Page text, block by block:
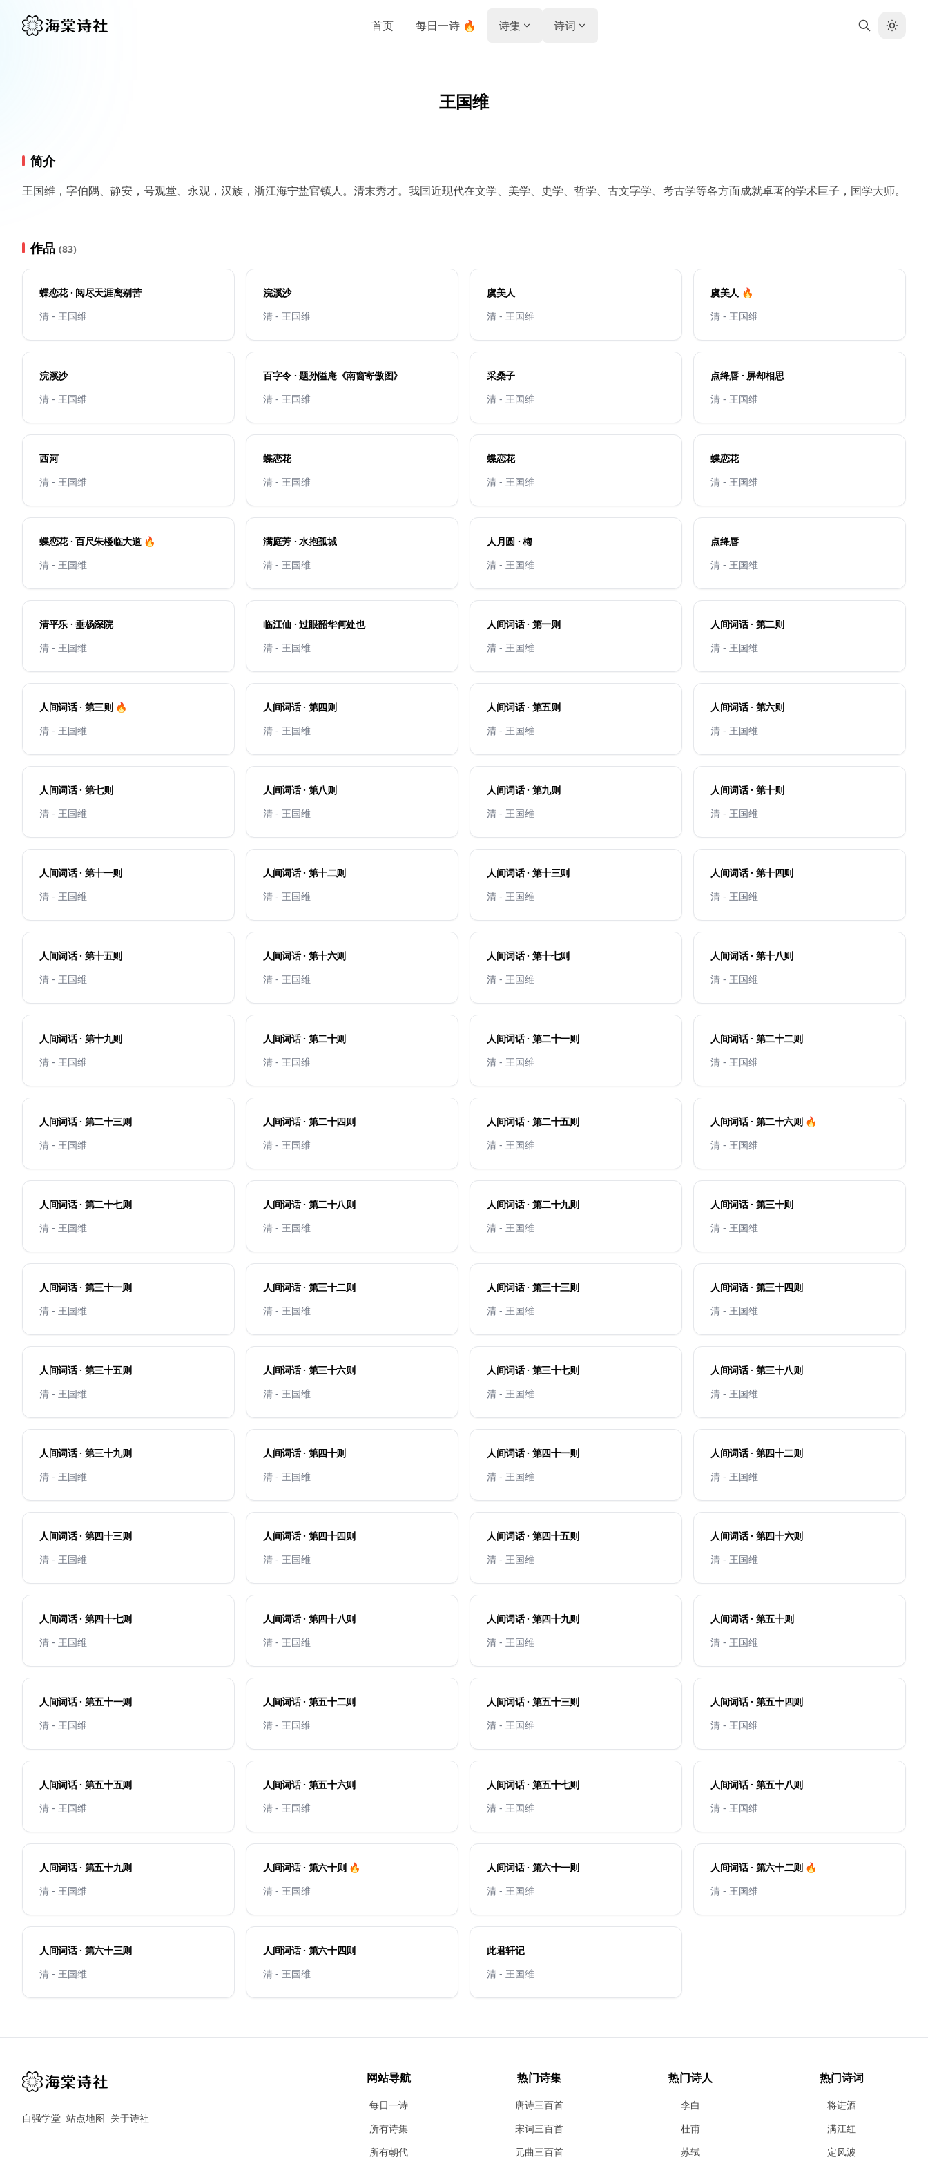
首页 每日一诗 🔥 诗集 诗词
王国维
简介
王国维，字伯隅、静安，号观堂、永观，汉族，浙江海宁盐官镇人。清末秀才。我国近现代在文学、美学、史学、哲学、古文字学、考古学等各方面成就卓著的学术巨子，国学大师。
作品 (83)
蝶恋花 · 阅尽天涯离别苦
清 - 王国维
浣溪沙
清 - 王国维
虞美人
清 - 王国维
虞美人 🔥
清 - 王国维
浣溪沙
清 - 王国维
百字令 · 题孙隘庵《南窗寄傲图》
清 - 王国维
采桑子
清 - 王国维
点绛唇 · 屏却相思
清 - 王国维
西河
清 - 王国维
蝶恋花
清 - 王国维
蝶恋花
清 - 王国维
蝶恋花
清 - 王国维
蝶恋花 · 百尺朱楼临大道 🔥
清 - 王国维
满庭芳 · 水抱孤城
清 - 王国维
人月圆 · 梅
清 - 王国维
点绛唇
清 - 王国维
清平乐 · 垂杨深院
清 - 王国维
临江仙 · 过眼韶华何处也
清 - 王国维
人间词话 · 第一则
清 - 王国维
人间词话 · 第二则
清 - 王国维
人间词话 · 第三则 🔥
清 - 王国维
人间词话 · 第四则
清 - 王国维
人间词话 · 第五则
清 - 王国维
人间词话 · 第六则
清 - 王国维
人间词话 · 第七则
清 - 王国维
人间词话 · 第八则
清 - 王国维
人间词话 · 第九则
清 - 王国维
人间词话 · 第十则
清 - 王国维
人间词话 · 第十一则
清 - 王国维
人间词话 · 第十二则
清 - 王国维
人间词话 · 第十三则
清 - 王国维
人间词话 · 第十四则
清 - 王国维
人间词话 · 第十五则
清 - 王国维
人间词话 · 第十六则
清 - 王国维
人间词话 · 第十七则
清 - 王国维
人间词话 · 第十八则
清 - 王国维
人间词话 · 第十九则
清 - 王国维
人间词话 · 第二十则
清 - 王国维
人间词话 · 第二十一则
清 - 王国维
人间词话 · 第二十二则
清 - 王国维
人间词话 · 第二十三则
清 - 王国维
人间词话 · 第二十四则
清 - 王国维
人间词话 · 第二十五则
清 - 王国维
人间词话 · 第二十六则 🔥
清 - 王国维
人间词话 · 第二十七则
清 - 王国维
人间词话 · 第二十八则
清 - 王国维
人间词话 · 第二十九则
清 - 王国维
人间词话 · 第三十则
清 - 王国维
人间词话 · 第三十一则
清 - 王国维
人间词话 · 第三十二则
清 - 王国维
人间词话 · 第三十三则
清 - 王国维
人间词话 · 第三十四则
清 - 王国维
人间词话 · 第三十五则
清 - 王国维
人间词话 · 第三十六则
清 - 王国维
人间词话 · 第三十七则
清 - 王国维
人间词话 · 第三十八则
清 - 王国维
人间词话 · 第三十九则
清 - 王国维
人间词话 · 第四十则
清 - 王国维
人间词话 · 第四十一则
清 - 王国维
人间词话 · 第四十二则
清 - 王国维
人间词话 · 第四十三则
清 - 王国维
人间词话 · 第四十四则
清 - 王国维
人间词话 · 第四十五则
清 - 王国维
人间词话 · 第四十六则
清 - 王国维
人间词话 · 第四十七则
清 - 王国维
人间词话 · 第四十八则
清 - 王国维
人间词话 · 第四十九则
清 - 王国维
人间词话 · 第五十则
清 - 王国维
人间词话 · 第五十一则
清 - 王国维
人间词话 · 第五十二则
清 - 王国维
人间词话 · 第五十三则
清 - 王国维
人间词话 · 第五十四则
清 - 王国维
人间词话 · 第五十五则
清 - 王国维
人间词话 · 第五十六则
清 - 王国维
人间词话 · 第五十七则
清 - 王国维
人间词话 · 第五十八则
清 - 王国维
人间词话 · 第五十九则
清 - 王国维
人间词话 · 第六十则 🔥
清 - 王国维
人间词话 · 第六十一则
清 - 王国维
人间词话 · 第六十二则 🔥
清 - 王国维
人间词话 · 第六十三则
清 - 王国维
人间词话 · 第六十四则
清 - 王国维
此君轩记
清 - 王国维
自强学堂 站点地图 关于诗社
网站导航
每日一诗
所有诗集
所有朝代
热门诗集
唐诗三百首
宋词三百首
元曲三百首
热门诗人
李白
杜甫
苏轼
热门诗词
将进酒
满江红
定风波